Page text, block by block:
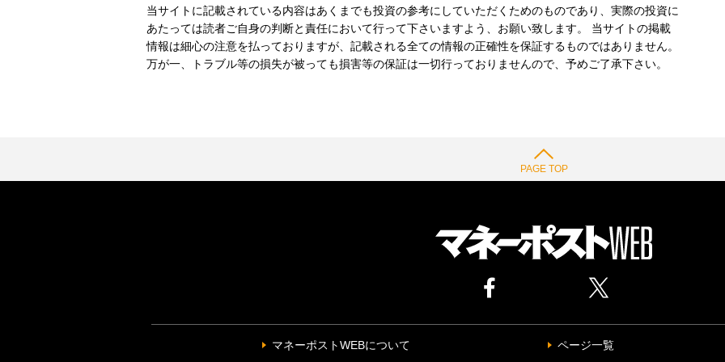
当サイトに記載されている内容はあくまでも投資の参考にしていただくためのものであり、実際の投資に
あたっては読者ご自身の判断と責任において行って下さいますよう、お願い致します。 当サイトの掲載
情報は細心の注意を払っておりますが、記載される全ての情報の正確性を保証するものではありません。
万が一、トラブル等の損失が被っても損害等の保証は一切行っておりませんので、予めご了承下さい。
PAGE TOP
マネーポストWEBについて ページ一覧